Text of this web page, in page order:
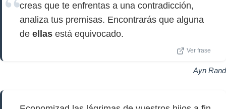
creas que te enfrentas a una contradicción,
analiza tus premisas. Encontrarás que alguna
de ellas está equivocado.
Ver frase
Ayn Rand